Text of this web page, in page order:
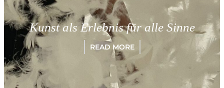
als Erlebnis für alle Sinne
READ MORE